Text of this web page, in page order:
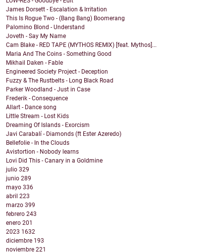
James Dorsett - Escalation & Irritation
This Is Rogue Two - (Bang Bang) Boomerang
Palomino Blond - Understand
Joveth - Say My Name
Cam Blake - RED TAPE (MYTHOS REMIX) [feat. Mythos]...
Maria And The Coins - Something Good
Mikhail Daken - Fable
Engineered Society Project - Deception
Fuzzy & The Rustbelts - Long Black Road
Parker Woodland - Just in Case
Frederik - Consequence
Allart - Dance song
Little Stream - Lost Kids
Dreaming Of Islands - Exorcism
Javi Carabalí - Diamonds (ft Ester Azeredo)
Bellefolie - In the Clouds
Avistortion - Nobody learns
Lovi Did This - Canary in a Goldmine
julio 329
junio 289
mayo 336
abril 223
marzo 399
febrero 243
enero 201
2023 1632
diciembre 193
noviembre 221